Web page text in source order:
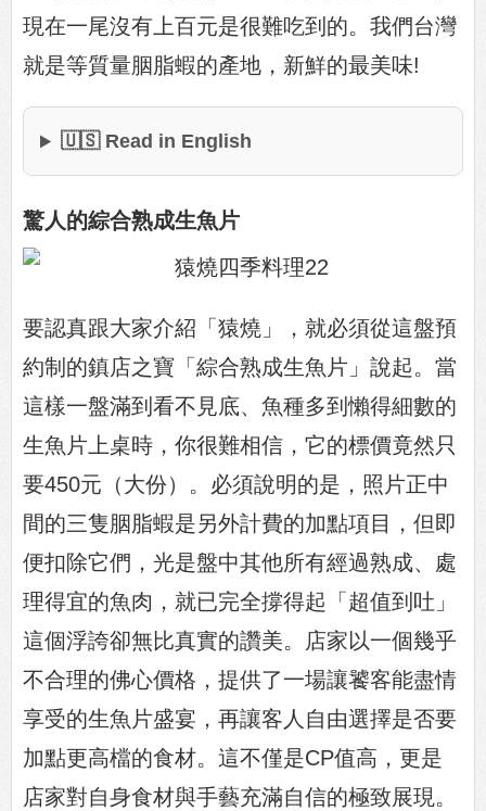
現在一尾沒有上百元是很難吃到的。我們台灣
就是等質量胭脂蝦的產地，新鮮的最美味!
🇺🇸 Read in English
驚人的綜合熟成生魚片
要認真跟大家介紹「猿燒」，就必須從這盤預
約制的鎮店之寶「綜合熟成生魚片」說起。當
這樣一盤滿到看不見底、魚種多到懶得細數的
生魚片上桌時，你很難相信，它的標價竟然只
要450元（大份）。必須說明的是，照片正中
間的三隻胭脂蝦是另外計費的加點項目，但即
便扣除它們，光是盤中其他所有經過熟成、處
理得宜的魚肉，就已完全撐得起「超值到吐」
這個浮誇卻無比真實的讚美。店家以一個幾乎
不合理的佛心價格，提供了一場讓饕客能盡情
享受的生魚片盛宴，再讓客人自由選擇是否要
加點更高檔的食材。這不僅是CP值高，更是
店家對自身食材與手藝充滿自信的極致展現。